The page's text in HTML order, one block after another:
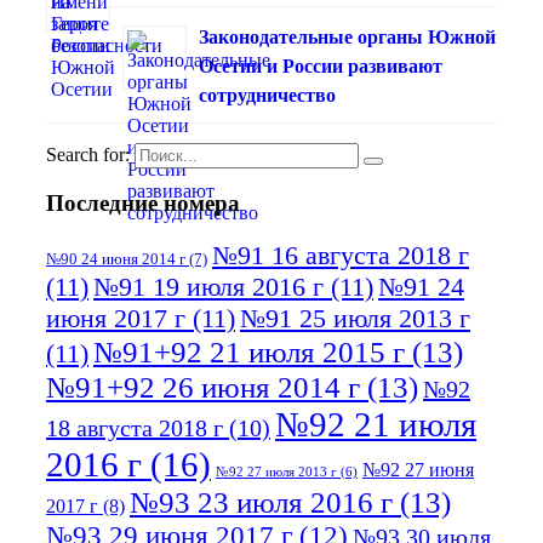
Законодательные органы Южной
Осетии и России развивают
сотрудничество
Search for:
Последние номера
№90 24 июня 2014 г (7) №91 16 августа 2018 г
(11)№91 19 июля 2016 г (11)№91 24
июня 2017 г (11)№91 25 июля 2013 г
(11)№91+92 21 июля 2015 г (13)
№91+92 26 июня 2014 г (13)№92
18 августа 2018 г (10) №92 21 июля
2016 г (16) №92 27 июля 2013 г (6) №92 27 июня
2017 г (8) №93 23 июля 2016 г (13)
№93 29 июня 2017 г (12) №93 30 июля